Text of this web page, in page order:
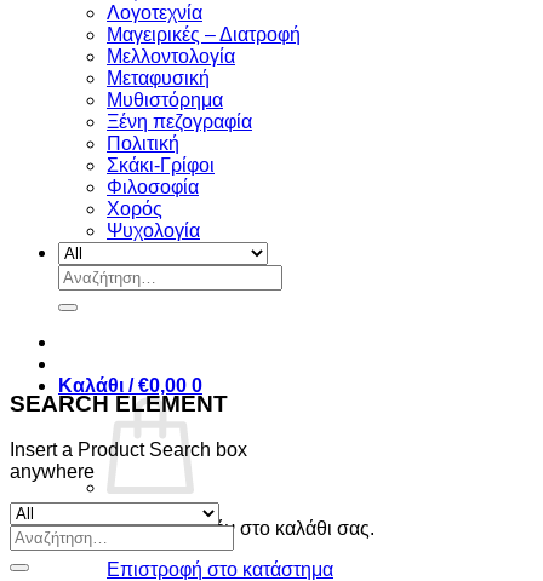
Λογοτεχνία
Μαγειρικές – Διατροφή
Μελλοντολογία
Μεταφυσική
Μυθιστόρημα
Ξένη πεζογραφία
Πολιτική
Σκάκι-Γρίφοι
Φιλοσοφία
Χορός
Ψυχολογία
Αναζήτηση
για:
Καλάθι /€0,00 0
Κανένα προϊόν στο καλάθι σας.
Επιστροφή στο κατάστημα
SEARCH ELEMENT
Insert a Product Search box
anywhere
Αναζήτηση
για: